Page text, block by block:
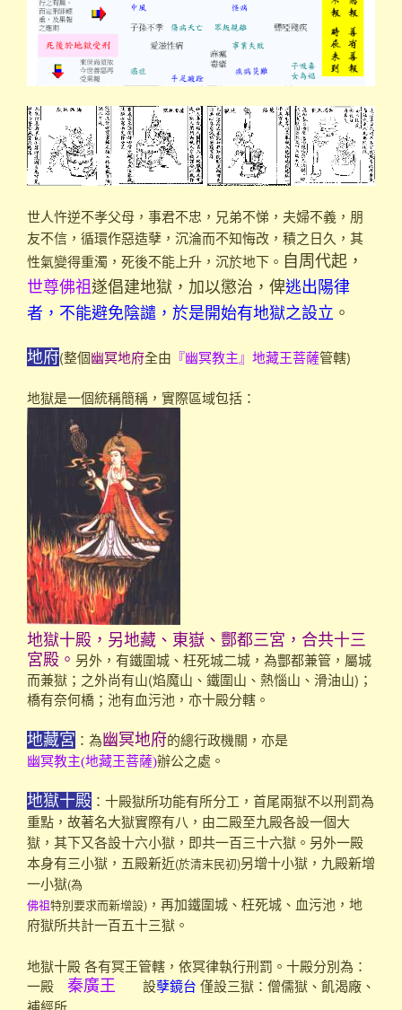
世人忤逆不孝父母，事君不忠，兄弟不悌，夫婦不義，朋
友不信，循環作惡造孽，沉淪而不知悔改，積之日久，其
性氣變得重濁，死後不能上升，沉於地下。 自周代起，
世尊佛祖遂倡建地獄，加以懲治，俾逃出陽律
者，不能避免陰譴，於是開始有地獄之設立 。
地府(整個幽冥地府全由 『幽冥教主』地藏王菩薩管轄)
地獄是一個統稱簡稱，實際區域包括：
地獄十殿，另地藏、東嶽、酆都三宮，合共十三
宮殿。 另外，有鐵圍城、枉死城二城，為酆都兼管，屬城
而兼獄；之外尚有山(焰魔山、鐵圍山、熱惱山、滑油山)；
橋有奈何橋；池有血污池，亦十殿分轄。
地藏宮 ：為幽冥地府的總行政機關，亦是
幽冥教主(地藏王菩薩)辦公之處。
地獄十殿 ：十殿獄所功能有所分工，首尾兩獄不以刑罰為
重點，故著名大獄實際有八，由二殿至九殿各設一個大
獄，其下又各設十六小獄，即共一百三十六獄。另外一殿
本身有三小獄，五殿新近(於清末民初)另增十小獄，九殿新增
一小獄(為
佛祖特別要求而新增設) ，再加鐵圍城、枉死城、血污池，地
府獄所共計一百五十三獄。
地獄十殿 各有冥王管轄，依冥律執行刑罰。十殿分別為：
一殿 秦廣王 設孽鏡台 僅設三獄：僧儒獄、飢渴廠、
補經所